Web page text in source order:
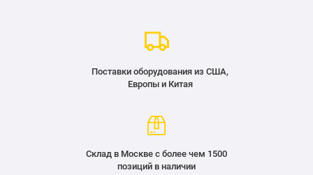
Поставки оборудования из США,
Европы и Китая
Склад в Москве с более чем 1500
позиций в наличии